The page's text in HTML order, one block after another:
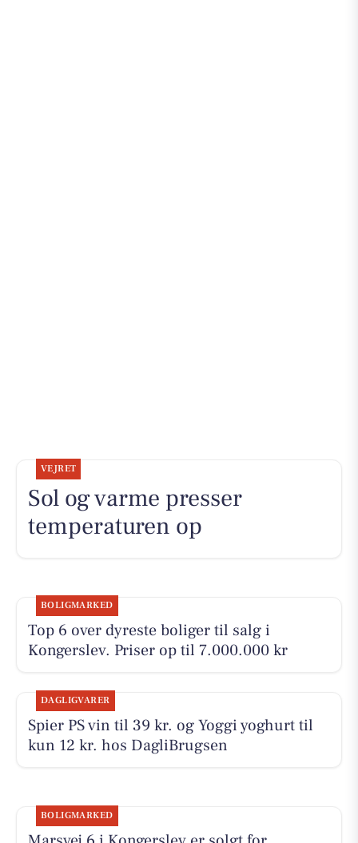
VEJRET
Sol og varme presser
temperaturen op
BOLIGMARKED
Top 6 over dyreste boliger til salg i
Kongerslev. Priser op til 7.000.000 kr
DAGLIGVARER
Spier PS vin til 39 kr. og Yoggi yoghurt til
kun 12 kr. hos DagliBrugsen
BOLIGMARKED